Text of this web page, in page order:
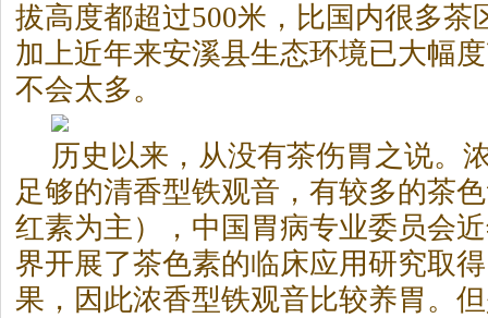
拔高度都超过500米，比国内很多茶
加上近年来安溪县生态环境已大幅
不会太多。
历史以来，从没有茶伤胃之说。
足够的清香型铁观音，有较多的茶
红素为主），中国胃病专业委员会
界开展了茶色素的临床应用研究取
果，因此浓香型铁观音比较养胃。